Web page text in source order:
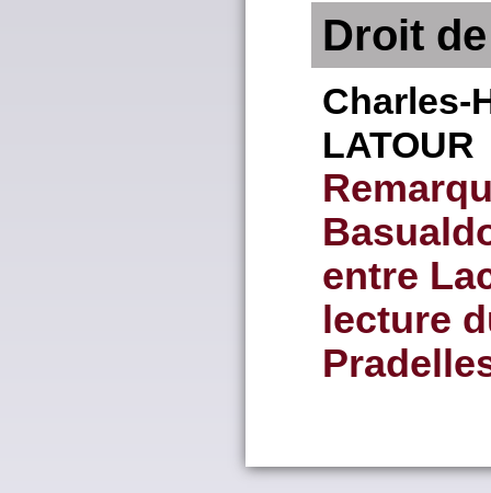
Droit
Charles-
LATOUR
entre
lecture